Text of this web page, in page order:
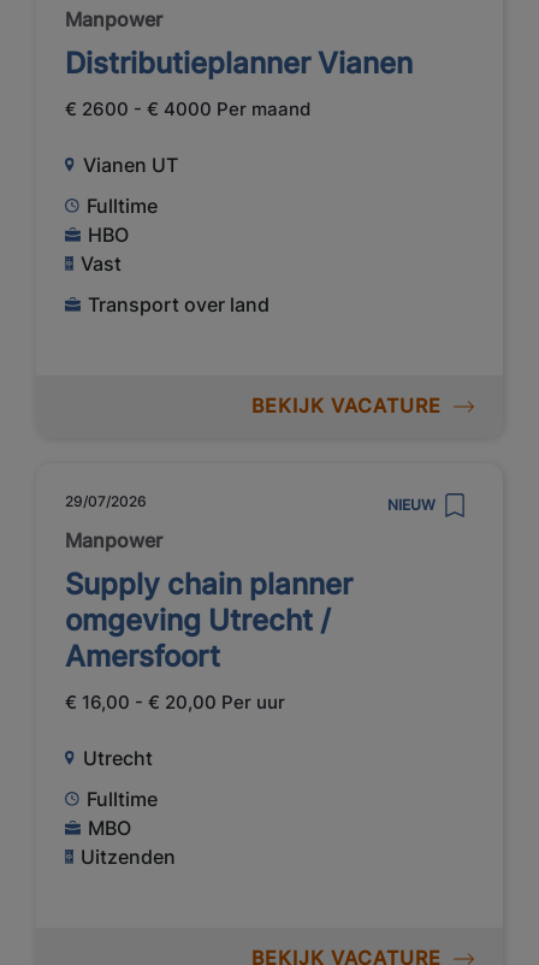
Manpower
Distributieplanner Vianen
€ 2600 - € 4000 Per maand
Vianen UT
Fulltime
HBO
Vast
Transport over land
BEKIJK VACATURE
29/07/2026 NIEUW
Manpower
Supply chain planner
omgeving Utrecht /
Amersfoort
€ 16,00 - € 20,00 Per uur
Utrecht
Fulltime
MBO
Uitzenden
BEKIJK VACATURE